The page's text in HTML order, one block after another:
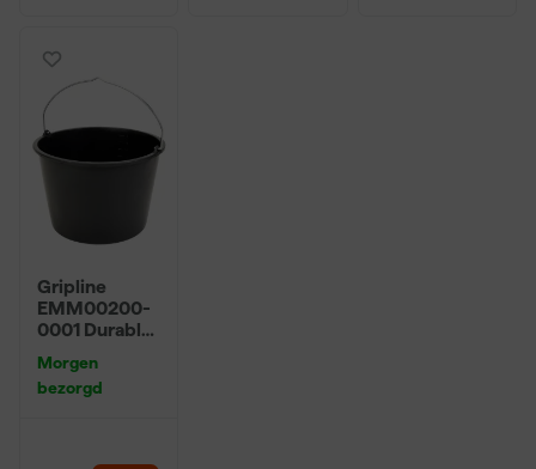
Gripline
EMM00200-
0001 Durable
20L - Zwart
Morgen
bezorgd